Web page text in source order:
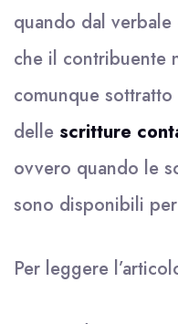
quando dal
che il contribuente
comunque
delle scritture
ovvero quando le
sono disponibili
Per leggere